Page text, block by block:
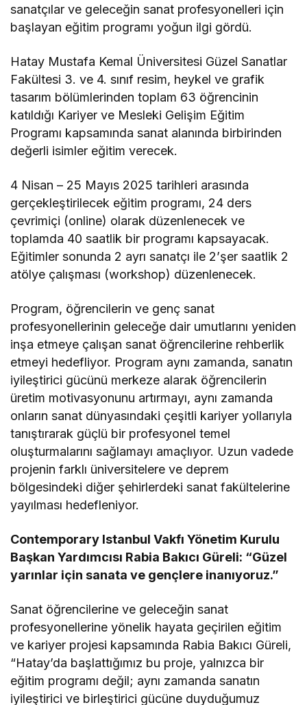
sanatçılar ve geleceğin sanat profesyonelleri için
başlayan eğitim programı yoğun ilgi gördü.
Hatay Mustafa Kemal Üniversitesi Güzel Sanatlar
Fakültesi 3. ve 4. sınıf resim, heykel ve grafik
tasarım bölümlerinden toplam 63 öğrencinin
katıldığı Kariyer ve Mesleki Gelişim Eğitim
Programı kapsamında sanat alanında birbirinden
değerli isimler eğitim verecek.
4 Nisan – 25 Mayıs 2025 tarihleri arasında
gerçekleştirilecek eğitim programı, 24 ders
çevrimiçi (online) olarak düzenlenecek ve
toplamda 40 saatlik bir programı kapsayacak.
Eğitimler sonunda 2 ayrı sanatçı ile 2’şer saatlik 2
atölye çalışması (workshop) düzenlenecek.
Program, öğrencilerin ve genç sanat
profesyonellerinin geleceğe dair umutlarını yeniden
inşa etmeye çalışan sanat öğrencilerine rehberlik
etmeyi hedefliyor. Program aynı zamanda, sanatın
iyileştirici gücünü merkeze alarak öğrencilerin
üretim motivasyonunu artırmayı, aynı zamanda
onların sanat dünyasındaki çeşitli kariyer yollarıyla
tanıştırarak güçlü bir profesyonel temel
oluşturmalarını sağlamayı amaçlıyor. Uzun vadede
projenin farklı üniversitelere ve deprem
bölgesindeki diğer şehirlerdeki sanat fakültelerine
yayılması hedefleniyor.
Contemporary Istanbul Vakfı Yönetim Kurulu
Başkan Yardımcısı Rabia Bakıcı Güreli: “Güzel
yarınlar için sanata ve gençlere inanıyoruz.”
Sanat öğrencilerine ve geleceğin sanat
profesyonellerine yönelik hayata geçirilen eğitim
ve kariyer projesi kapsamında Rabia Bakıcı Güreli,
“Hatay’da başlattığımız bu proje, yalnızca bir
eğitim programı değil; aynı zamanda sanatın
iyileştirici ve birleştirici gücüne duyduğumuz